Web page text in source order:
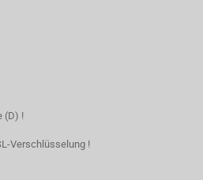
(D) !
Verschlüsselung !